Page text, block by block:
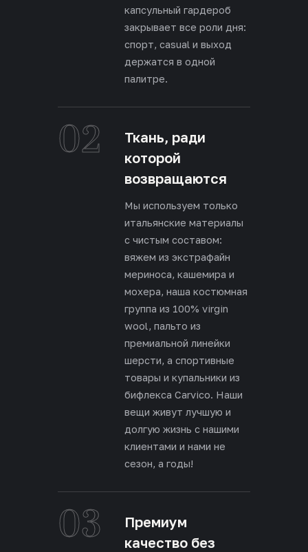
капсульный гардероб
закрывает все роли дня:
спорт, casual и выход
держатся в одной
палитре.
02
Ткань, ради
которой
возвращаются
Мы используем только
итальянские материалы
с чистым составом:
вяжем из экстрафайн
мериноса, кашемира и
мохера, наша костюмная
группа из 100% virgin
wool, пальто из
премиальной линейки
шерсти, а спортивные
товары и купальники из
бифлекса Carvico. Наши
вещи живут лучшую и
долгую жизнь с нашими
клиентами и нами не
сезон, а годы!
03
Премиум
качество без